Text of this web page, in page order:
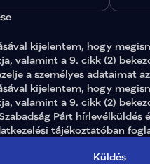
kijelentem, hogy
valamint a 9. cikk (2)
a személyes adataimat az
kijelentem, hogy
valamint a 9. cikk (2)
Párt hírlevélküldés
tájékoztatóban
Küldés